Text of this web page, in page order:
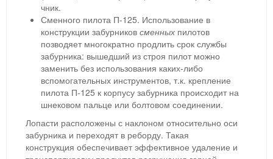
чник.
Сменного пилота П-125. Использование в
конструкции забурников сменных пилотов
позводяет многократно продлить срок службы
забурника: вышедший из строя пилот можно
заменить без использования каких-либо
вспомогательных инструментов, т.к. крепление
пилота П-125 к корпусу забурника происходит на
шнековом пальце или болтовом соединении.
Лопасти расположены с наклоном относительно оси
забурника и переходят в реборду. Такая
конструкция обеспечивает эффективное удаление и